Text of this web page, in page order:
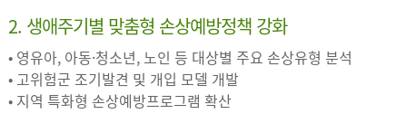
2. 생애주기별 맞춤형 손상예방정책 강화
• 영유아, 아동·청소년, 노인 등 대상별 주요 손상유형 분석
• 고위험군 조기발견 및 개입 모델 개발
• 지역 특화형 손상예방프로그램 확산